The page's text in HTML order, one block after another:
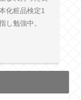
化粧品検定1
し勉強中。